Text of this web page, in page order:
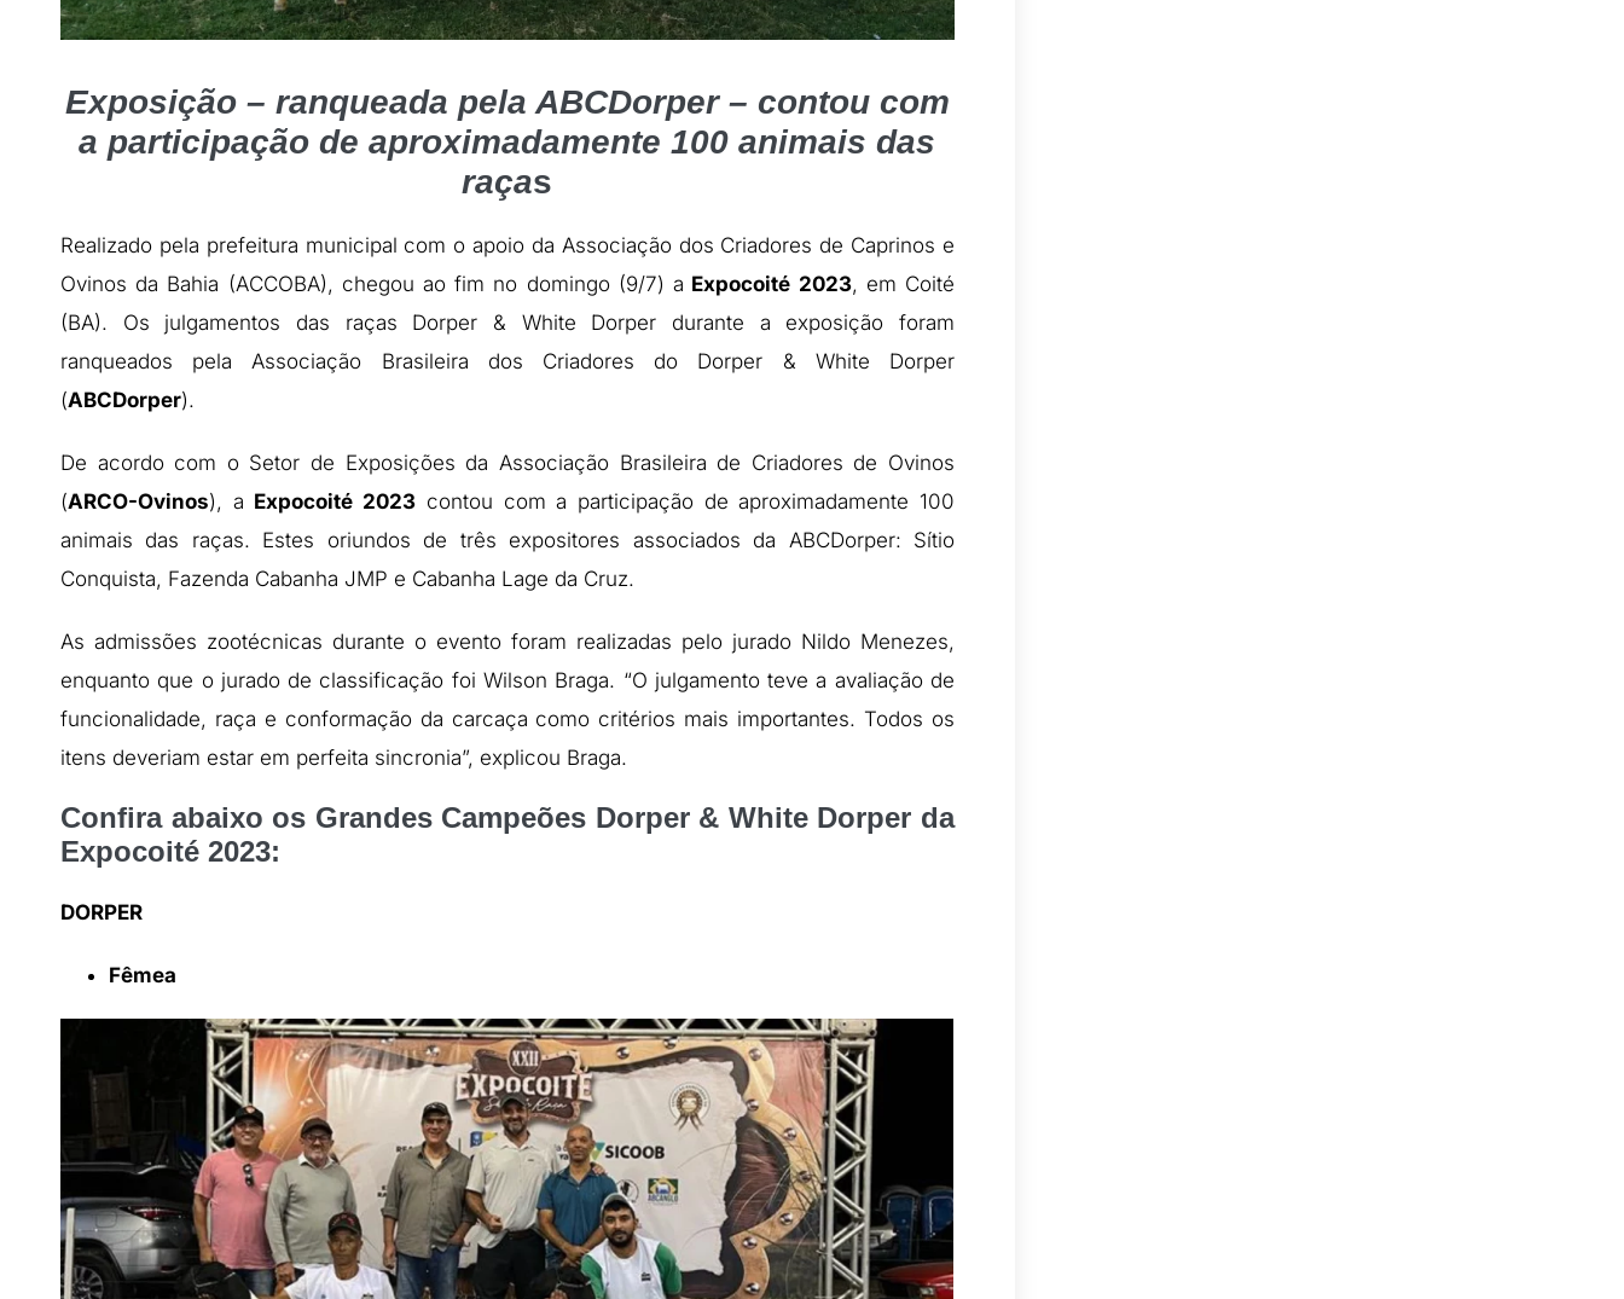
Exposição – ranqueada pela ABCDorper – contou com
a participação de aproximadamente 100 animais das
raças
Realizado pela prefeitura municipal com o apoio da Associação dos Criadores de Caprinos e
Ovinos da Bahia (ACCOBA), chegou ao fim no domingo (9/7) a Expocoité 2023, em Coité
(BA). Os julgamentos das raças Dorper & White Dorper durante a exposição foram
ranqueados pela Associação Brasileira dos Criadores do Dorper & White Dorper
(ABCDorper).
De acordo com o Setor de Exposições da Associação Brasileira de Criadores de Ovinos
(ARCO-Ovinos), a Expocoité 2023 contou com a participação de aproximadamente 100
animais das raças. Estes oriundos de três expositores associados da ABCDorper: Sítio
Conquista, Fazenda Cabanha JMP e Cabanha Lage da Cruz.
As admissões zootécnicas durante o evento foram realizadas pelo jurado Nildo Menezes,
enquanto que o jurado de classificação foi Wilson Braga. “O julgamento teve a avaliação de
funcionalidade, raça e conformação da carcaça como critérios mais importantes. Todos os
itens deveriam estar em perfeita sincronia”, explicou Braga.
Confira abaixo os Grandes Campeões Dorper & White Dorper da
Expocoité 2023:
DORPER
Fêmea